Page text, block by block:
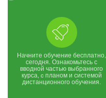
Начните обучение бесплатно,
сегодня. Ознакомьтесь с
вводной частью выбранного
курса, c планом и системой
дистанционного обучения.